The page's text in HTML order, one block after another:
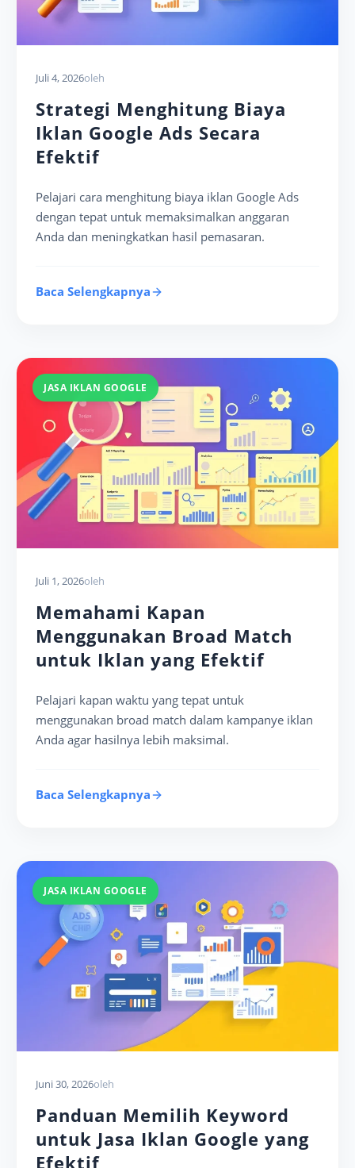
Juli 4, 2026oleh
Strategi Menghitung Biaya
Iklan Google Ads Secara
Efektif
Pelajari cara menghitung biaya iklan Google Ads
dengan tepat untuk memaksimalkan anggaran
Anda dan meningkatkan hasil pemasaran.
Baca Selengkapnya
JASA IKLAN GOOGLE
Juli 1, 2026oleh
Memahami Kapan
Menggunakan Broad Match
untuk Iklan yang Efektif
Pelajari kapan waktu yang tepat untuk
menggunakan broad match dalam kampanye iklan
Anda agar hasilnya lebih maksimal.
Baca Selengkapnya
JASA IKLAN GOOGLE
Juni 30, 2026oleh
Panduan Memilih Keyword
untuk Jasa Iklan Google yang
Efektif